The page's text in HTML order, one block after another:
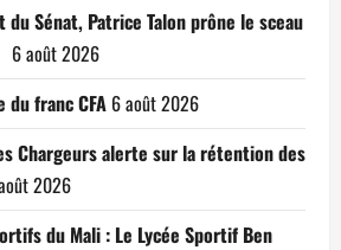
du Sénat, Patrice Talon prône le sceau
6 août 2026
franc CFA 6 août 2026
Chargeurs alerte sur la rétention des
2026
du Mali : Le Lycée Sportif Ben